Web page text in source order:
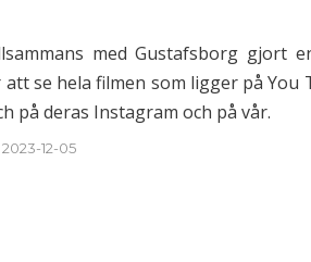
med Gustafsborg gjort
att se hela filmen som ligger på You
på deras Instagram och på vår.
2023-12-05